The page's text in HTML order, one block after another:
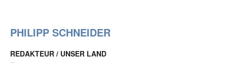
PHILIPP SCHNEIDER
REDAKTEUR / UNSER LAND